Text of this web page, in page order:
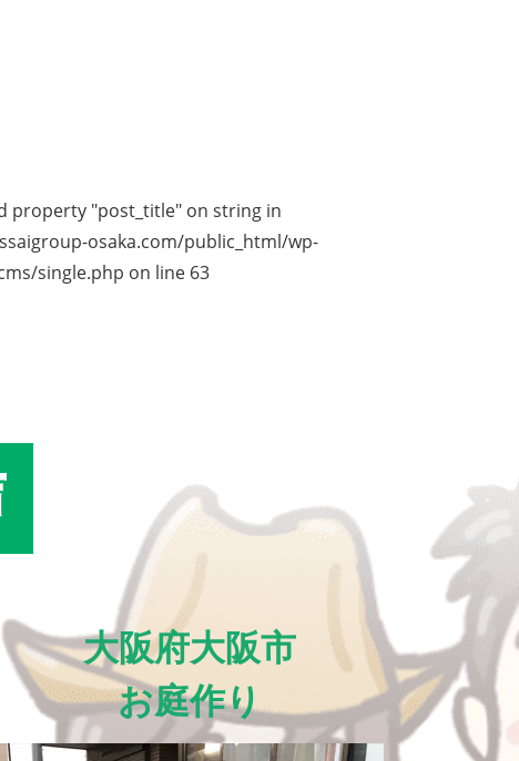
property "post_title" on string in
osaka.com/public_html/wp-
single.php on line 63
大阪府大阪市
お庭作り